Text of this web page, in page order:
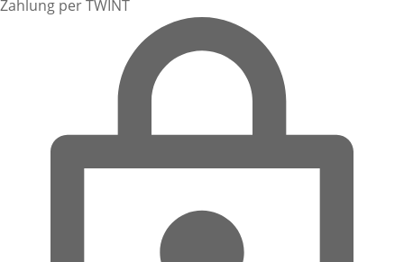
Zahlung per TWINT